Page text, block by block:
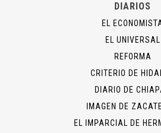
DIARIOS
EL
EL UNIVERSAL
REFORMA
CRITERIO DE
DIARIO DE
IMAGEN DE
EL IMPARCIAL DE